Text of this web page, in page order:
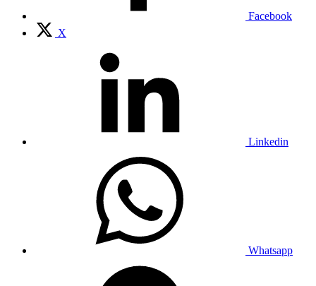
Facebook
X
Linkedin
Whatsapp